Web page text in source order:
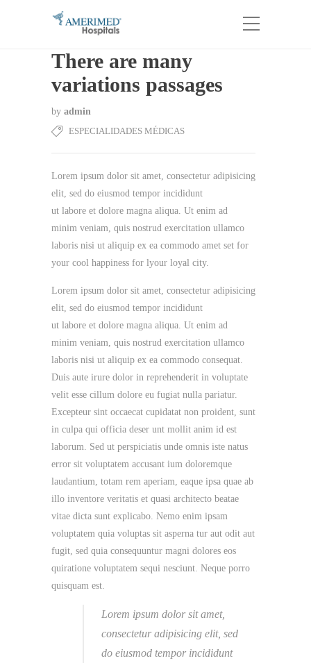
There are many
variations passages
by admin
ESPECIALIDADES MÉDICAS
Lorem ipsum dolor sit amet, consectetur adipisicing
elit, sed do eiusmod tempor incididunt
ut labore et dolore magna aliqua. Ut enim ad
minim veniam, quis nostrud exercitation ullamco
laboris nisi ut aliquip ex ea commodo amet set for
your cool happiness for lyour loyal city.
Lorem ipsum dolor sit amet, consectetur adipisicing
elit, sed do eiusmod tempor incididunt
ut labore et dolore magna aliqua. Ut enim ad
minim veniam, quis nostrud exercitation ullamco
laboris nisi ut aliquip ex ea commodo consequat.
Duis aute irure dolor in reprehenderit in voluptate
velit esse cillum dolore eu fugiat nulla pariatur.
Excepteur sint occaecat cupidatat non proident, sunt
in culpa qui officia deser unt mollit anim id est
laborum. Sed ut perspiciatis unde omnis iste natus
error sit voluptatem accusant ium doloremque
laudantium, totam rem aperiam, eaque ipsa quae ab
illo inventore veritatis et quasi architecto beatae
vitae dicta sunt explicabo. Nemo enim ipsam
voluptatem quia voluptas sit asperna tur aut odit aut
fugit, sed quia consequuntur magni dolores eos
quiratione voluptatem sequi nesciunt. Neque porro
quisquam est.
Lorem ipsum dolor sit amet,
consectetur adipisicing elit, sed
do eiusmod tempor incididunt